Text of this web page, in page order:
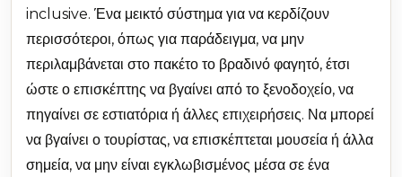
inclusive. Ένα μεικτό σύστημα για να κερδίζουν
περισσότεροι, όπως για παράδειγμα, να μην
περιλαμβάνεται στο πακέτο το βραδινό φαγητό, έτσι
ώστε ο επισκέπτης να βγαίνει από το ξενοδοχείο, να
πηγαίνει σε εστιατόρια ή άλλες επιχειρήσεις. Να μπορεί
να βγαίνει ο τουρίστας, να επισκέπτεται μουσεία ή άλλα
σημεία, να μην είναι εγκλωβισμένος μέσα σε ένα